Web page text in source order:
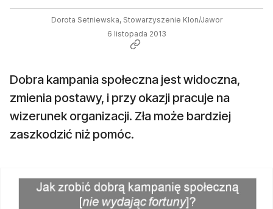
Dorota Setniewska, Stowarzyszenie Klon/Jawor
6 listopada 2013
Dobra kampania społeczna jest widoczna,
zmienia postawy, i przy okazji pracuje na
wizerunek organizacji. Zła może bardziej
zaszkodzić niż pomóc.